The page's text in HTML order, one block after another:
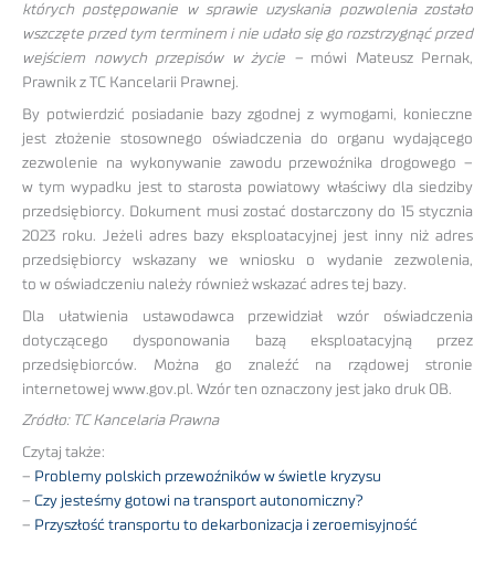
których postępowanie w sprawie uzyskania pozwolenia zostało
wszczęte przed tym terminem i nie udało się go rozstrzygnąć przed
wejściem nowych przepisów w życie –mówi Mateusz Pernak,
Prawnik z TC Kancelarii Prawnej.
By potwierdzić posiadanie bazy zgodnej z wymogami, konieczne
jest złożenie stosownego oświadczenia do organu wydającego
zezwolenie na wykonywanie zawodu przewoźnika drogowego –
w tym wypadku jest to starosta powiatowy właściwy dla siedziby
przedsiębiorcy. Dokument musi zostać dostarczony do 15 stycznia
2023 roku. Jeżeli adres bazy eksploatacyjnej jest inny niż adres
przedsiębiorcy wskazany we wniosku o wydanie zezwolenia,
to w oświadczeniu należy również wskazać adres tej bazy.
Dla ułatwienia ustawodawca przewidział wzór oświadczenia
dotyczącego dysponowania bazą eksploatacyjną przez
przedsiębiorców. Można go znaleźć na rządowej stronie
internetowej www.gov.pl. Wzór ten oznaczony jest jako druk OB.
Zródło: TC Kancelaria Prawna
Czytaj także:
– Problemy polskich przewoźników w świetle kryzysu
– Czy jesteśmy gotowi na transport autonomiczny?
– Przyszłość transportu to dekarbonizacja i zeroemisyjność